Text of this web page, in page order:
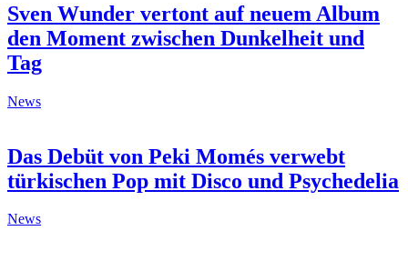
Sven Wunder vertont auf neuem Album
den Moment zwischen Dunkelheit und
Tag
News
Das Debüt von Peki Momés verwebt
türkischen Pop mit Disco und Psychedelia
News